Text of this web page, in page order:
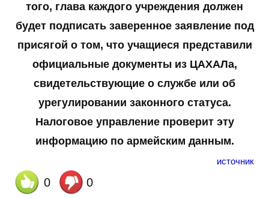
того, глава каждого учреждения должен
будет подписать заверенное заявление под
присягой о том, что учащиеся представили
официальные документы из ЦАХАЛа,
свидетельствующие о службе или об
урегулировании законного статуса.
Налоговое управление проверит эту
информацию по армейским данным.
источник
0 0